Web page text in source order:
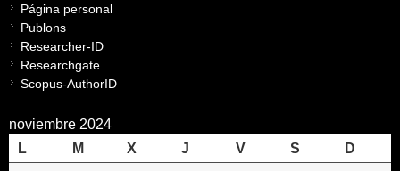
Página personal
Publons
Researcher-ID
Researchgate
Scopus-AuthorID
noviembre 2024
L
M X J V S
D